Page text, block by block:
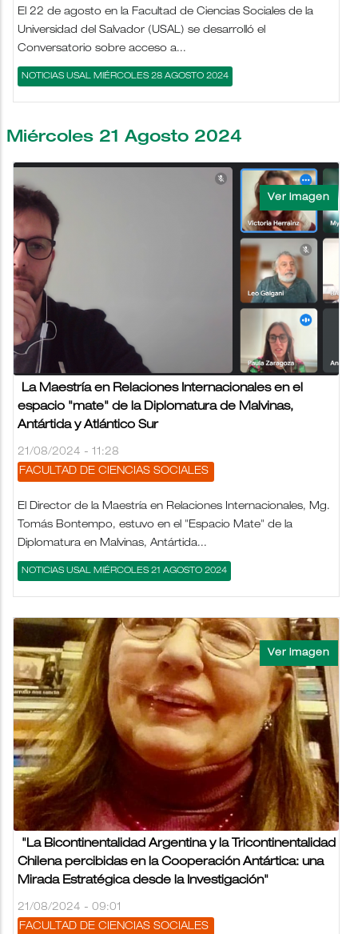
El 22 de agosto en la Facultad de Ciencias Sociales de la
Universidad del Salvador (USAL) se desarrolló el
Conversatorio sobre acceso a...
NOTICIAS USAL MIÉRCOLES 28 AGOSTO 2024
Miércoles 21 Agosto 2024
La Maestría en Relaciones Internacionales en el
espacio "mate" de la Diplomatura de Malvinas,
Antártida y Atlántico Sur
21/08/2024 - 11:28
FACULTAD DE CIENCIAS SOCIALES
El Director de la Maestría en Relaciones Internacionales, Mg.
Tomás Bontempo, estuvo en el "Espacio Mate" de la
Diplomatura en Malvinas, Antártida...
NOTICIAS USAL MIÉRCOLES 21 AGOSTO 2024
"La Bicontinentalidad Argentina y la Tricontinentalidad
Chilena percibidas en la Cooperación Antártica: una
Mirada Estratégica desde la Investigación"
21/08/2024 - 09:01
FACULTAD DE CIENCIAS SOCIALES